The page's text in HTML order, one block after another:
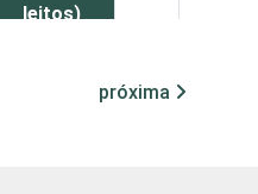
leitos)
próxima